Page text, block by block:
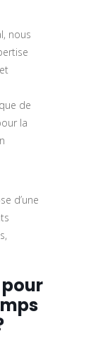
nous
de
la
d’une
pour